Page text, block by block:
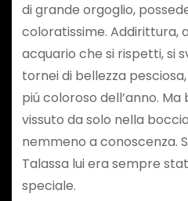
di grande orgoglio,
coloratissime. Addirittura,
acquario che si rispetti, si
tornei di bellezza
piú coloroso dell’anno.
vissuto da solo nella
nemmeno a conoscenza.
Talassa lui era sempre
speciale.